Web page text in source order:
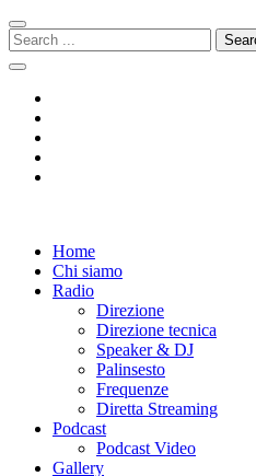
Skip
to
navigation
Skip
to
content
Search
for:
Radio 104
Like It !Home
Chi siamo
Radio
Direzione
Direzione tecnica
Speaker & DJ
Palinsesto
Frequenze
Diretta Streaming
Podcast
Podcast Video
Gallery